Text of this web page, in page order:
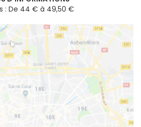
: De 44 € à 49,50 €